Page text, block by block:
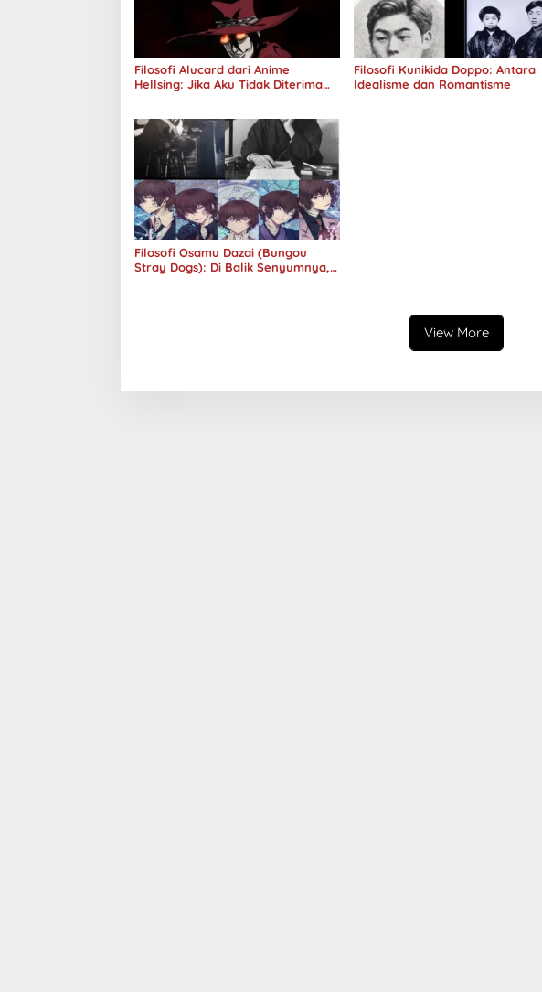
Filosofi Alucard dari Anime
Hellsing: Jika Aku Tidak Diterima
Filosofi Kunikida Doppo: Antara
Idealisme dan Romantisme
Filosofi Osamu Dazai (Bungou
Stray Dogs): Di Balik Senyumnya,
View More